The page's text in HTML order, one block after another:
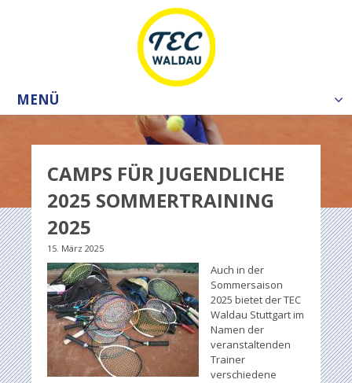
MENÜ
CAMPS FÜR JUGENDLICHE
2025 SOMMERTRAINING
2025
15. März 2025
Auch in der
Sommersaison
2025 bietet der TEC
Waldau Stuttgart im
Namen der
veranstaltenden
Trainer
verschiedene